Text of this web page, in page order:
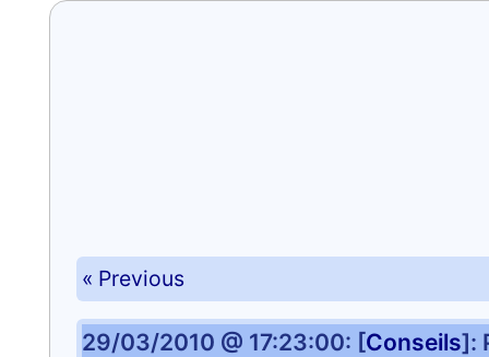
« Previous
29/03/2010 @ 17:23:00: [Conseils]: